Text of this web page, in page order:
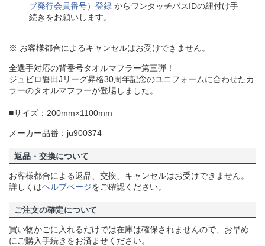
ブ発行会員番号）登録 からワンタッチパスIDの紐付け手
続きをお願いします。
※ お客様都合によるキャンセルはお受けできません。
全選手対応の背番号タオルマフラー第三弾！
ジュビロ磐田Jリーグ昇格30周年記念のユニフォームに合わせたカ
ラーのタオルマフラーが登場しました。
■サイズ：200mm×1100mm
メーカー品番：ju900374
返品・交換について
お客様都合による返品、交換、キャンセルはお受けできません。
詳しくはヘルプページをご確認ください。
ご注文の確定について
買い物かごに入れるだけでは在庫は確保されませんので、お早め
にご購入手続きをお済ませください。